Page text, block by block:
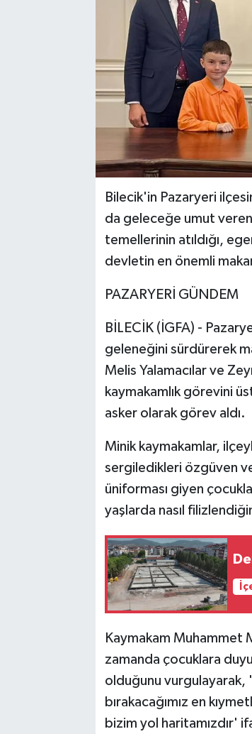
Bilecik'in Pazaryeri
da geleceğe umut
temellerinin atıldığı,
devletin en önemli
PAZARYERİ GÜNDEM
BİLECİK (İGFA) -
geleneğini sürdürerek
Melis Yalamacılar ve
kaymakamlık görevini
asker olarak görev aldı.
Minik kaymakamlar,
sergiledikleri özgüven
üniforması giyen
yaşlarda nasıl
Kaymakam Muhammet
zamanda çocuklara
olduğunu vurgulayarak,
bırakacağımız en
bizim yol haritamızdır'